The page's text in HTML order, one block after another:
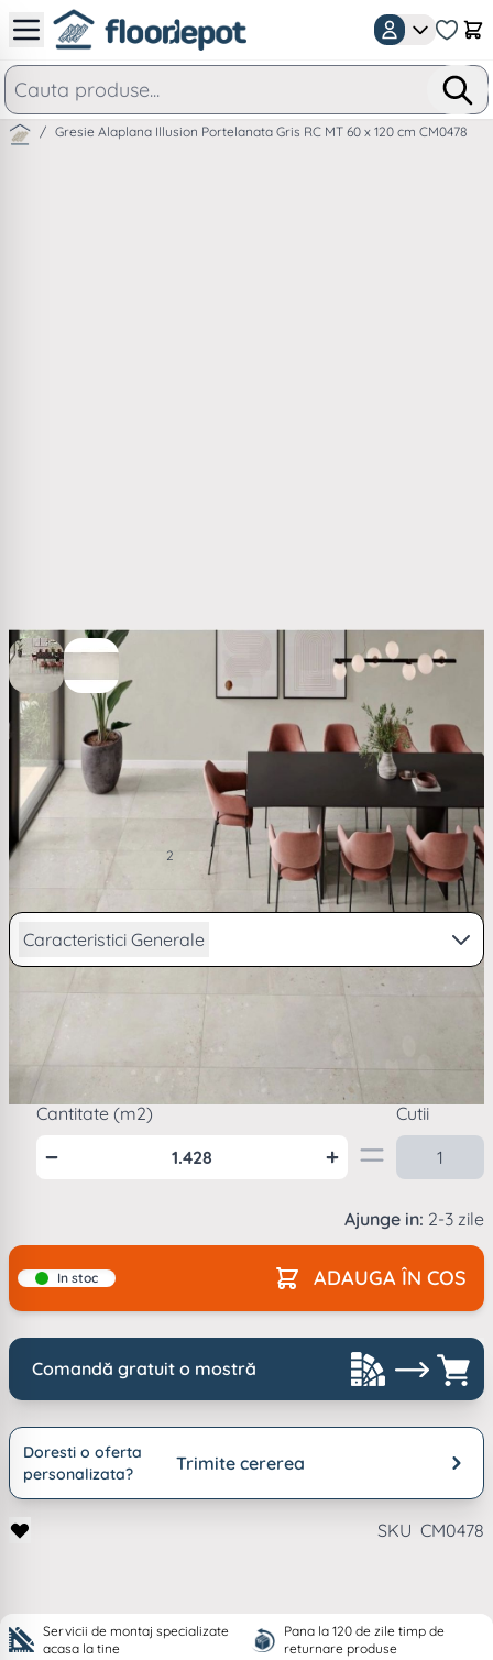
Mergeti la Continut
/ Gresie Alaplana Illusion Portelanata Gris RC MT 60 x 120 cm CM0478
View larger image
View larger image
Gresie Alaplana Illusion Portelanata Gris RC MT 60 x 120
cm CM0478
132,50 RON
2
de la 32,58lei/lună în4 rate
Caracteristici Generale
Vezi descriere completa...
cutie = m2
Cantitate (m2) Cutii
Ajunge in: 2-3 zile
In stoc ADAUGA ÎN COS
Comandă gratuit o mostră
Doresti o oferta
personalizata?
Trimite cererea
SKU CM0478
Servicii de montaj specializate
acasa la tine
Pana la 120 de zile timp de
returnare produse